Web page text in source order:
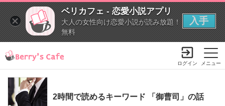
ベリカフェ - 恋愛小説アプリ
大人の女性向け恋愛小説が読み放題！
無料
入手
メニュー
ログイン
2時間で読めるキーワード 「御曹司」の話